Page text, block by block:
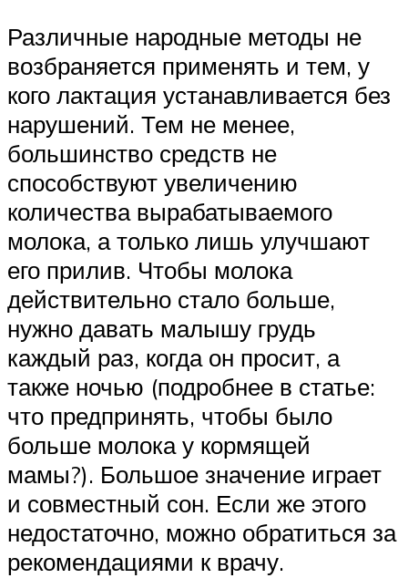
Различные народные методы не
возбраняется применять и тем, у
кого лактация устанавливается без
нарушений. Тем не менее,
большинство средств не
способствуют увеличению
количества вырабатываемого
молока, а только лишь улучшают
его прилив. Чтобы молока
действительно стало больше,
нужно давать малышу грудь
каждый раз, когда он просит, а
также ночью (подробнее в статье:
что предпринять, чтобы было
больше молока у кормящей
мамы?). Большое значение играет
и совместный сон. Если же этого
недостаточно, можно обратиться за
рекомендациями к врачу.